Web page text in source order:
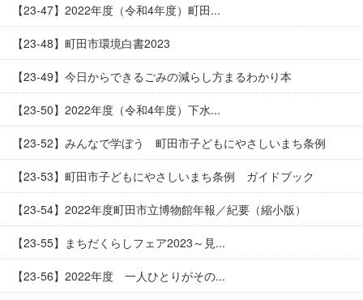
【23-47】2022年度（令和4年度）町田...
【23-48】町田市環境白書2023
【23-49】今日からできるごみの減らし方まるわかり本
【23-50】2022年度（令和4年度）下水...
【23-52】みんなで学ぼう 町田市子どもにやさしいまち条例
【23-53】町田市子どもにやさしいまち条例 ガイドブック
【23-54】2022年度町田市立博物館年報／紀要（縮小版）
【23-55】まちだくらしフェア2023～見...
【23-56】2022年度 一人ひとりがその...